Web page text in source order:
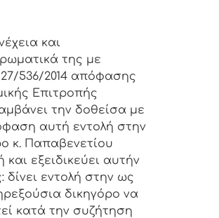
και
της με
536/2014 απόφασης
Επιτροπής
την δοθείσα με
αυτή εντολή στην
κ. Παπαβενετίου
και εξειδικεύει αυτήν
δίνει εντολή στην ως
δικηγόρο να
κατά την συζήτηση